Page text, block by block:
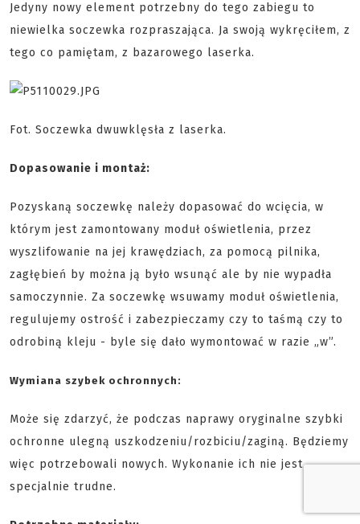
Jedyny nowy element potrzebny do tego zabiegu to
niewielka soczewka rozpraszająca. Ja swoją wykręciłem, z
tego co pamiętam, z bazarowego laserka.
Fot. Soczewka dwuwklęsła z laserka.
Dopasowanie i montaż:
Pozyskaną soczewkę należy dopasować do wcięcia, w
którym jest zamontowany moduł oświetlenia, przez
wyszlifowanie na jej krawędziach, za pomocą pilnika,
zagłębień by można ją było wsunąć ale by nie wypadła
samoczynnie. Za soczewkę wsuwamy moduł oświetlenia,
regulujemy ostrość i zabezpieczamy czy to taśmą czy to
odrobiną kleju - byle się dało wymontować w razie „w”.
Wymiana szybek ochronnych:
Może się zdarzyć, że podczas naprawy oryginalne szybki
ochronne ulegną uszkodzeniu/rozbiciu/zaginą. Będziemy
więc potrzebowali nowych. Wykonanie ich nie jest
specjalnie trudne.